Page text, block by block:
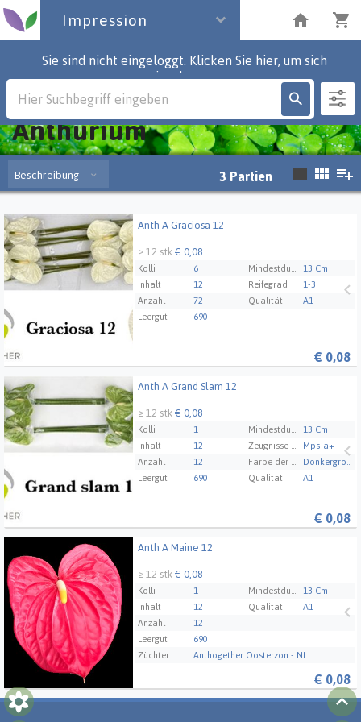
Impression
Sie sind nicht eingeloggt. Klicken Sie hier, um sich
einzuloggen.
Impression
Anthurium
Beschreibung 3 Partien
Anth A Graciosa 12
≥ 12 stk€ 0,08
Kolli 6
13 Cm
Inhalt
12 Reifegrad
1-3
Anzahl
72 Qualität
A1
Leergut
690
€ 0,08
Anth A Graciosa 12
Anth A Grand Slam 12
≥ 12 stk€ 0,08
Kolli 1
13 Cm
Inhalt
12
Mps-a+
Anzahl
12
Leergut
690 Qualität A1
€ 0,08
Anth A Grand Slam 12
Anth A Maine 12
≥ 12 stk€ 0,08
Kolli 1
13 Cm
Inhalt
12 Qualität
A1
Anzahl
12
Leergut
690
Züchter
Anthogether Oosterzon - NL
€ 0,08
Anth A Maine 12